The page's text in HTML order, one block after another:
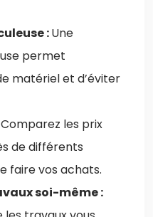
:Une
permet
matériel et d’éviter
Comparez les prix
de différents
faire vos achats.
soi-même :